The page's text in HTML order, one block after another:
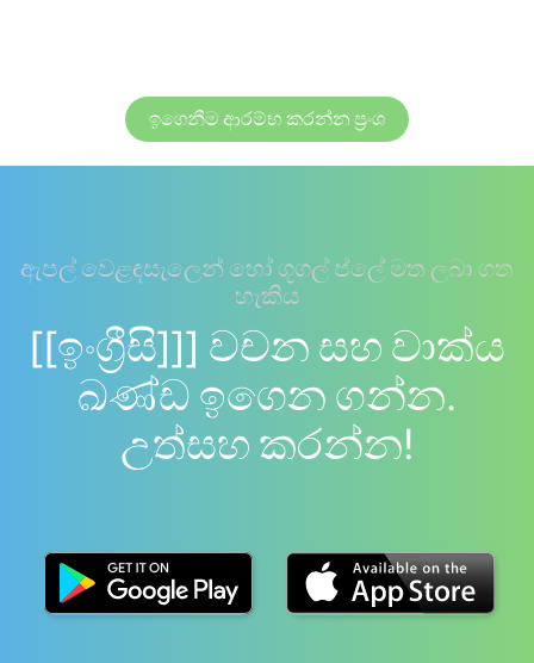
ඉගෙනීම ආරම්භ කරන්න ප්‍රංශ
ඇපල් වෙළඳසැලෙන් හෝ ගූගල් ප්ලේ මත ලබා ගත
හැකිය
[[ඉංග්‍රීසි]]] වචන සහ වාක්ය
ඛණ්ඩ ඉගෙන ගන්න.
උත්සහ කරන්න!